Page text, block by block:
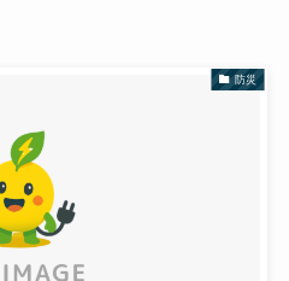
防災